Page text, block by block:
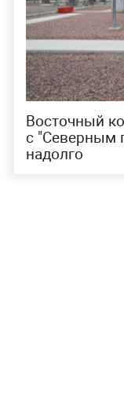
Восточный
с "Северным
надолго